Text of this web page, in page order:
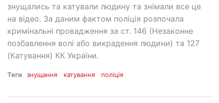
знущались та катували людину та знімали все це
на відео. За даним фактом поліція розпочала
кримінальні провадження за ст. 146 (Незаконне
позбавлення волі або викрадення людини) та 127
(Катування) КК України.
Теги знущання катування поліція